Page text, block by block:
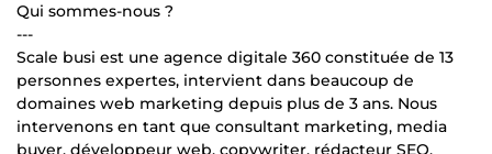
Qui sommes-nous ?
---
Scale busi est une agence digitale 360 constituée de 13
personnes expertes, intervient dans beaucoup de
domaines web marketing depuis plus de 3 ans. Nous
intervenons en tant que consultant marketing, media
buyer, développeur web, copywriter, rédacteur SEO,